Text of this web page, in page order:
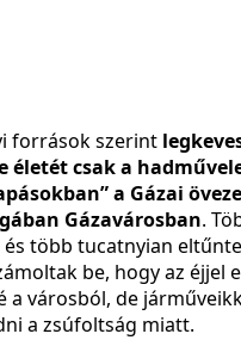
források szerint
életét csak a
a Gázai
Gázavárosban.
több tucatnyian
be, hogy az éjjel
a városból, de
a zsúfoltság miatt.